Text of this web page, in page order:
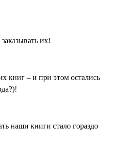
их!
книг – и при этом остались
наши книги стало гораздо